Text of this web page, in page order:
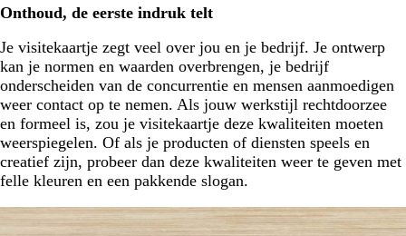
Onthoud, de eerste indruk telt
Je visitekaartje zegt veel over jou en je bedrijf. Je ontwerp
kan je normen en waarden overbrengen, je bedrijf
onderscheiden van de concurrentie en mensen aanmoedigen
weer contact op te nemen. Als jouw werkstijl rechtdoorzee
en formeel is, zou je visitekaartje deze kwaliteiten moeten
weerspiegelen. Of als je producten of diensten speels en
creatief zijn, probeer dan deze kwaliteiten weer te geven met
felle kleuren en een pakkende slogan.